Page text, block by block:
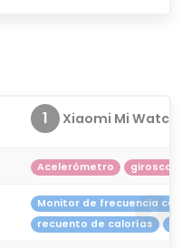
1 Xiaomi Mi Watch
Acelerómetro
Monitor de frecuencia
recuento de calorías